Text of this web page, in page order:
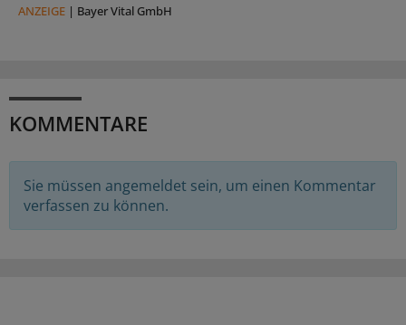
ANZEIGE | Bayer Vital GmbH
KOMMENTARE
Sie müssen angemeldet sein, um einen Kommentar
verfassen zu können.